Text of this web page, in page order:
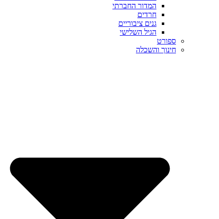
המדור החברתי
חרדים
גנים ציבוריים
הגיל השלישי
ספורט
חינוך והשכלה